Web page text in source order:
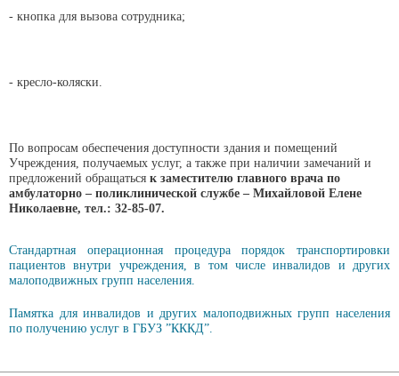
- кнопка для вызова сотрудника;
- кресло-коляски.
По вопросам обеспечения доступности здания и помещений
Учреждения, получаемых услуг, а также при наличии замечаний и
предложений обращаться к заместителю главного врача по
амбулаторно – поликлинической службе – Михайловой Елене
Николаевне, тел.: 32-85-07.
Стандартная операционная процедура порядок транспортировки
пациентов внутри учреждения, в том числе инвалидов и других
малоподвижных групп населения.
Памятка для инвалидов и других малоподвижных групп населения
по получению услуг в ГБУЗ ”КККД”.